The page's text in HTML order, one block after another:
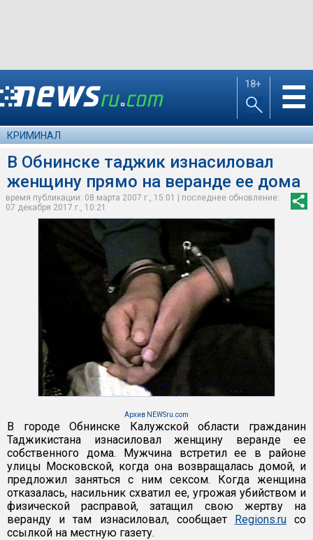
18+ ☰
КРИМИНАЛ
В Обнинске таджик изнасиловал
женщину прямо на веранде ее дома
время публикации: 08 марта 2007 г., 15:01 | последнее обновление:
07 декабря 2017 г., 10:21
Архив NEWSru.com
В городе Обнинске Калужской области гражданин
Таджикистана изнасиловал женщину веранде ее
собственного дома. Мужчина встретил ее в районе
улицы Московской, когда она возвращалась домой, и
предложил заняться с ним сексом. Когда женщина
отказалась, насильник схватил ее, угрожая убийством и
физической расправой, затащил свою жертву на
веранду и там изнасиловал, сообщает Regions.ruсо
ссылкой на местную газету.